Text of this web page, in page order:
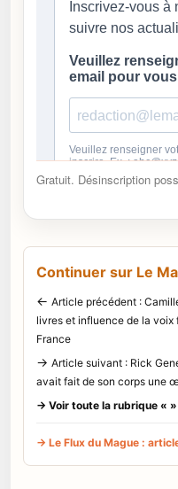
Gratuit. Désinscription
Continuer sur Le
← Article précédent :
livres et influence de la voix
France
→ Article suivant : Rick
avait fait de son corps une
→ Voir toute la rubrique « »
→ Le Flux du Mague :